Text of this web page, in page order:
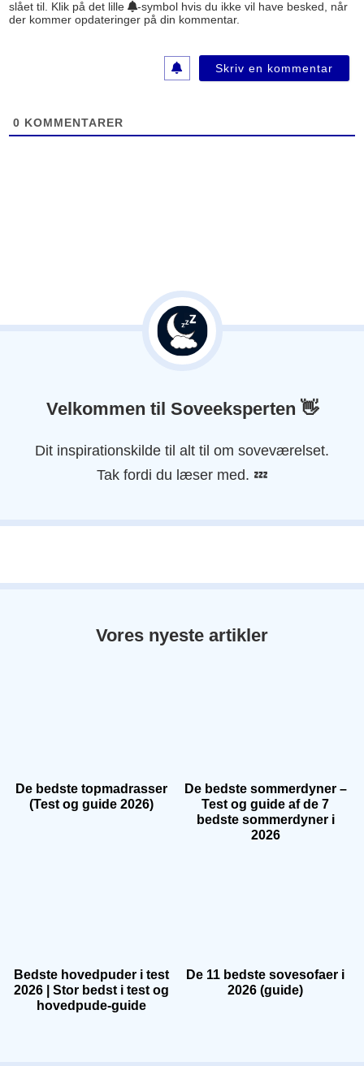
slået til. Klik på det lille
-symbol hvis du ikke vil have besked, når
der kommer opdateringer på din kommentar.
0 KOMMENTARER
Velkommen til Soveeksperten 👋
Dit inspirationskilde til alt til om soveværelset.
Tak fordi du læser med. 💤
Vores nyeste artikler
De bedste topmadrasser
(Test og guide 2026)
De bedste sommerdyner –
Test og guide af de 7
bedste sommerdyner i
2026
Bedste hovedpuder i test
2026 | Stor bedst i test og
hovedpude-guide
De 11 bedste sovesofaer i
2026 (guide)